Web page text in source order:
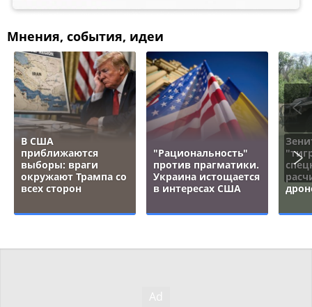
Мнения, события, идеи
В США
приближаются
выборы: враги
окружают Трампа со
всех сторон
"Рациональность"
против прагматики.
Украина истощается
в интересах США